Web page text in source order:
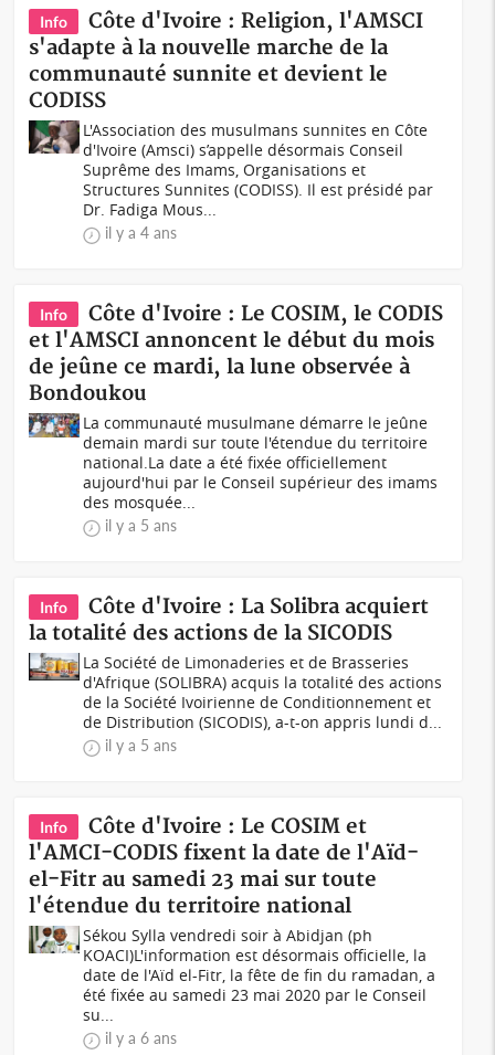
Info
Côte d'Ivoire : Religion, l'AMSCI
s'adapte à la nouvelle marche de la
communauté sunnite et devient le
CODISS
L'Association des musulmans sunnites en Côte
d'Ivoire (Amsci) s’appelle désormais Conseil
Suprême des Imams, Organisations et
Structures Sunnites (CODISS). Il est présidé par
Dr. Fadiga Mous...
il y a 4 ans
Info
Côte d'Ivoire : Le COSIM, le CODIS
et l'AMSCI annoncent le début du mois
de jeûne ce mardi, la lune observée à
Bondoukou
La communauté musulmane démarre le jeûne
demain mardi sur toute l'étendue du territoire
national.La date a été fixée officiellement
aujourd'hui par le Conseil supérieur des imams
des mosquée...
il y a 5 ans
Info
Côte d'Ivoire : La Solibra acquiert
la totalité des actions de la SICODIS
La Société de Limonaderies et de Brasseries
d'Afrique (SOLIBRA) acquis la totalité des actions
de la Société Ivoirienne de Conditionnement et
de Distribution (SICODIS), a-t-on appris lundi d...
il y a 5 ans
Info
Côte d'Ivoire : Le COSIM et
l'AMCI-CODIS fixent la date de l'Aïd-
el-Fitr au samedi 23 mai sur toute
l'étendue du territoire national
Sékou Sylla vendredi soir à Abidjan (ph
KOACI)L'information est désormais officielle, la
date de l'Aïd el-Fitr, la fête de fin du ramadan, a
été fixée au samedi 23 mai 2020 par le Conseil
su...
il y a 6 ans